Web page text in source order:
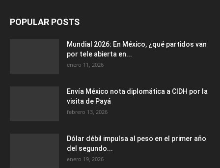
POPULAR POSTS
Mundial 2026: En México, ¿qué partidos van
por tele abierta en...
enero 11, 2026
Envía México nota diplomática a CIDH por la
visita de Payá
febrero 13, 2026
Dólar débil impulsa al peso en el primer año
del segundo...
enero 19, 2026